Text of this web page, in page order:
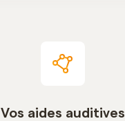
Vos aides auditives